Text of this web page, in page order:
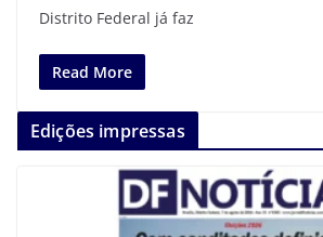
Distrito Federal já faz
Read More
Edições impressas